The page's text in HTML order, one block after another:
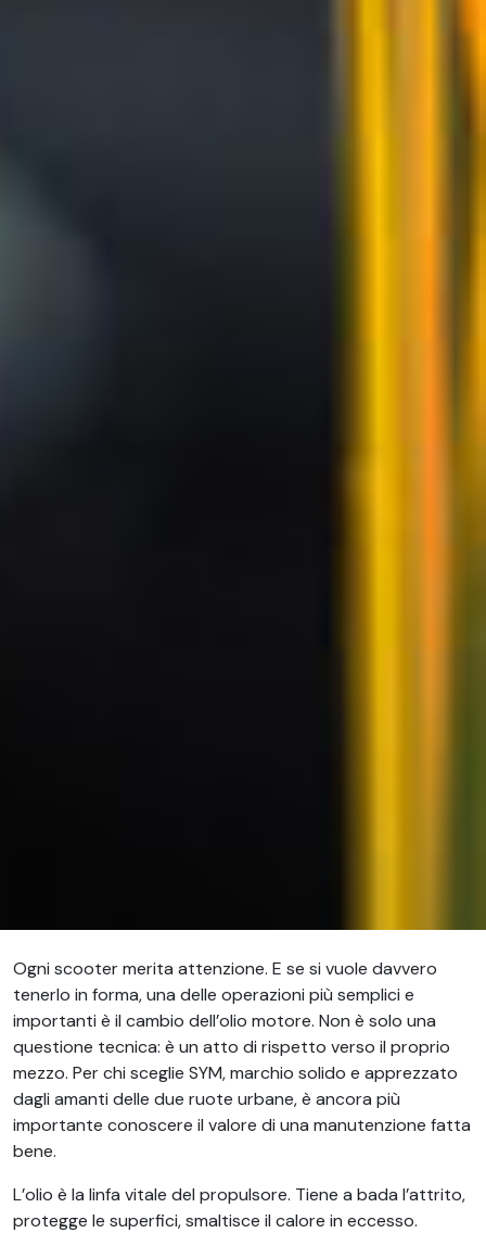
Ogni scooter merita attenzione. E se si vuole davvero
tenerlo in forma, una delle operazioni più semplici e
importanti è il cambio dell’olio motore. Non è solo una
questione tecnica: è un atto di rispetto verso il proprio
mezzo. Per chi sceglie SYM, marchio solido e apprezzato
dagli amanti delle due ruote urbane, è ancora più
importante conoscere il valore di una manutenzione fatta
bene.
L’olio è la linfa vitale del propulsore. Tiene a bada l’attrito,
protegge le superfici, smaltisce il calore in eccesso.